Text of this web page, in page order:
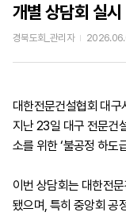
개별 상담회 실시
경북도회_관리자
대한전문건설협회 대
지난 23일 대구 전문건
소를 위한 ‘불공정 하도
이번 상담회는 대한전
됐으며, 특히 중앙회 공